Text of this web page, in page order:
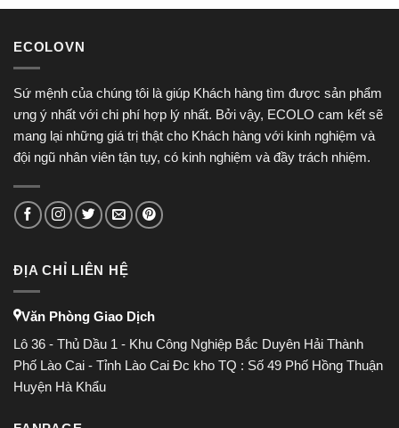
los
scores
voller
rettendem
Ufer
ECOLOVN
Sứ mệnh của chúng tôi là giúp Khách hàng tìm được sản phẩm
ưng ý nhất với chi phí hợp lý nhất. Bởi vậy, ECOLO cam kết sẽ
mang lại những giá trị thật cho Khách hàng với kinh nghiệm và
đội ngũ nhân viên tận tụy, có kinh nghiệm và đầy trách nhiệm.
ĐỊA CHỈ LIÊN HỆ
Văn Phòng Giao Dịch
Lô 36 - Thủ Dầu 1 - Khu Công Nghiệp Bắc Duyên Hải Thành
Phố Lào Cai - Tỉnh Lào Cai Đc kho TQ : Số 49 Phố Hồng Thuận
Huyện Hà Khẩu